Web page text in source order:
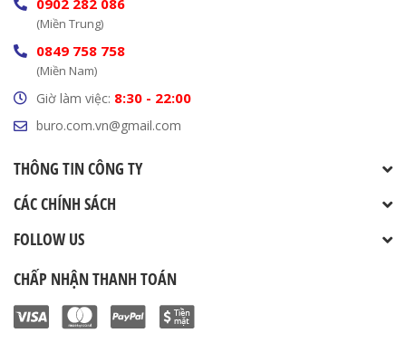
0902 282 086
(Miền Trung)
0849 758 758
(Miền Nam)
Giờ làm việc: 8:30 - 22:00
buro.com.vn@gmail.com
THÔNG TIN CÔNG TY
CÁC CHÍNH SÁCH
FOLLOW US
CHẤP NHẬN THANH TOÁN